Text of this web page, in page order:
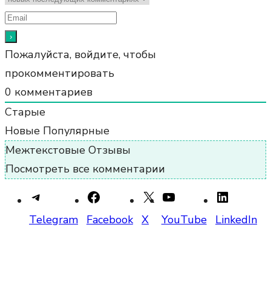
Пожалуйста, войдите, чтобы
прокомментировать
0 комментариев
Старые
Новые Популярные
Межтекстовые Отзывы
Посмотреть все комментарии
Telegram Facebook X YouTube LinkedIn